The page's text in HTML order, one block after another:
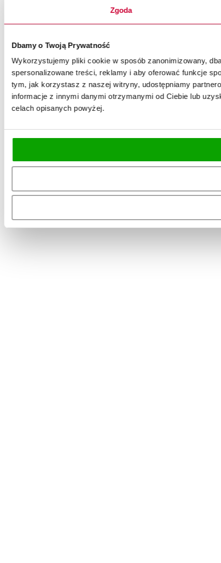
Zgoda
Dbamy o Twoją Prywatność
Wykorzystujemy pliki cookie w sposób zanonimizowany,
spersonalizowane treści, reklamy i aby oferować funkcje
tym, jak korzystasz z naszej witryny, udostępniamy
informacje z innymi danymi otrzymanymi od Ciebie lub
celach opisanych powyżej.